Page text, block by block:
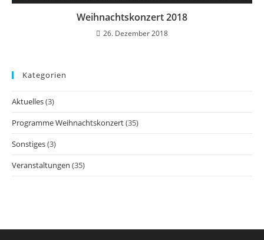
Weihnachtskonzert 2018
26. Dezember 2018
Kategorien
Aktuelles(3)
Programme Weihnachtskonzert(35)
Sonstiges(3)
Veranstaltungen (35)